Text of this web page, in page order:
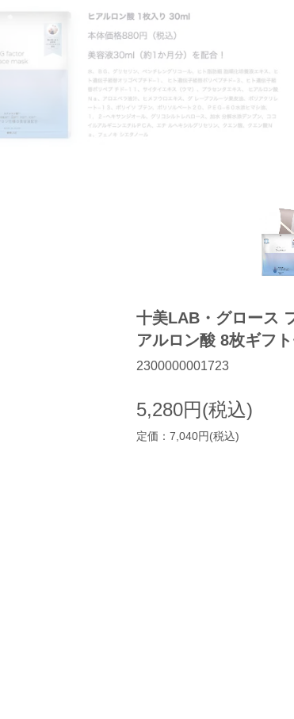
十美LAB・グロース
アルロン酸 8枚ギフ
2300000001723
5,280円(税込)
定価：7,040円(税込)